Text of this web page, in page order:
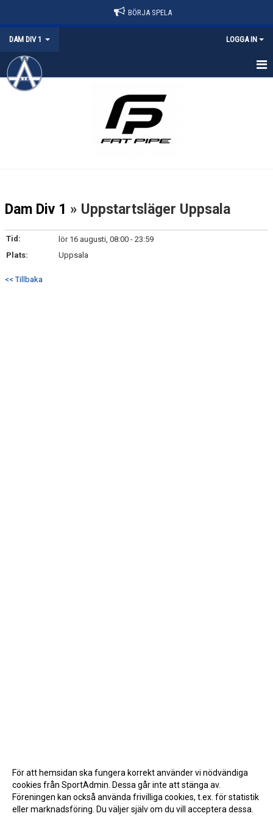
BÖRJA SPELA
DAM DIV 1 LOGGA IN
HEM
Dam Div 1 » Uppstartsläger Uppsala
Tid:
lör 16 augusti, 08:00 - 23:59
Plats:
Uppsala
<< Tillbaka
För att hemsidan ska fungera korrekt använder vi nödvändiga
cookies från SportAdmin. Dessa går inte att stänga av.
Föreningen kan också använda frivilliga cookies, t.ex. för statistik
eller marknadsföring. Du väljer själv om du vill acceptera dessa.